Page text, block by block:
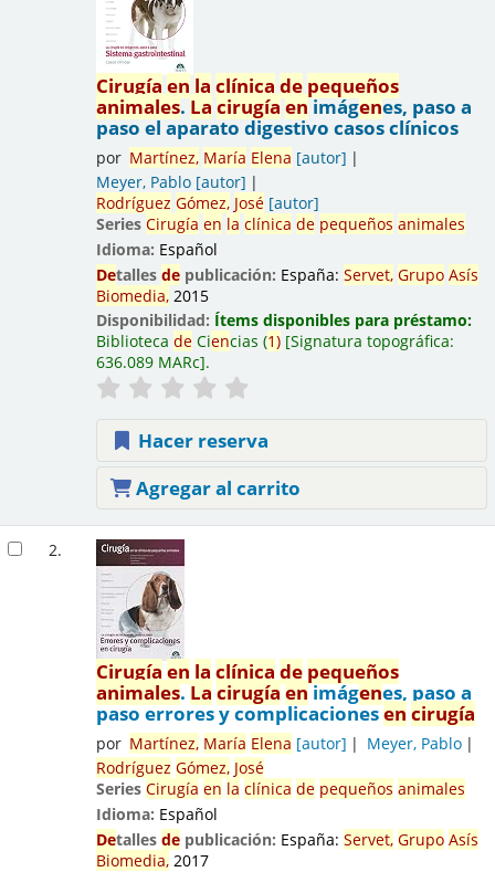
Cirugía en la clínica de pequeños
animales.La cirugía enimágenes, paso a
paso el aparato digestivo casos clínicos
por Martínez, María Elena [autor]
Meyer, Pablo[autor]
Rodríguez Gómez, José[autor]
Series Cirugía en la clínica de pequeños animales
Idioma: Español
Detalles depublicación: España: Servet, Grupo Asís
Biomedia, 2015
Disponibilidad: Ítems disponibles para préstamo:
Biblioteca deCiencias (1) Signatura topográfica:
636.089 MARc .
Hacer reserva
Agregar al carrito
2.
Cirugía en la clínica de pequeños
animales.La cirugía enimágenes, paso a
paso errores y complicacionesen cirugía
por Martínez, María Elena [autor]
Meyer, Pablo
Rodríguez Gómez, José
Series Cirugía en la clínica de pequeños animales
Idioma: Español
Detalles depublicación: España: Servet, Grupo Asís
Biomedia, 2017